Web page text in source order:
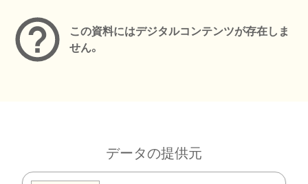
この資料にはデジタルコンテンツが存在しま
せん。
データの提供元